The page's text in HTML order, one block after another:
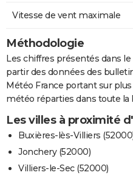
Vitesse de vent maximale
Méthodologie
Les chiffres présentés dans
partir des données des
Météo France portant sur
météo réparties dans toute la
Les villes à proximité
Buxières-lès-Villiers
Jonchery (52000)
Villiers-le-Sec (52000)